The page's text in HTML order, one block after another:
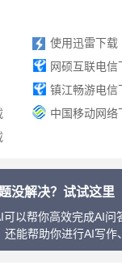
使用迅雷下载
网硕互联电信
镇江畅游电信
中国移动网络
没解决？试试这里
可以帮你高效完成AI
还能帮助你进行AI写作